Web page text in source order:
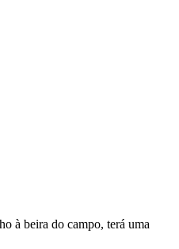
à beira do campo, terá uma